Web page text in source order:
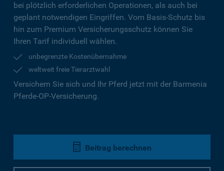
bei plötzlich erforderlichen Operationen, als auch bei
geplant notwendigen Eingriffen. Vom Basis-Schutz bis
hin zum Premium Versicherungsschutz können Sie
Ihren Tarif individuell wählen.
unbegrenzte Kostenübernahme
weltweit freie Tierarztwahl
Versichern Sie sich und Ihr Pferd jetzt mit der Barmenia
Pferde-OP-Versicherung.
Beitrag berechnen